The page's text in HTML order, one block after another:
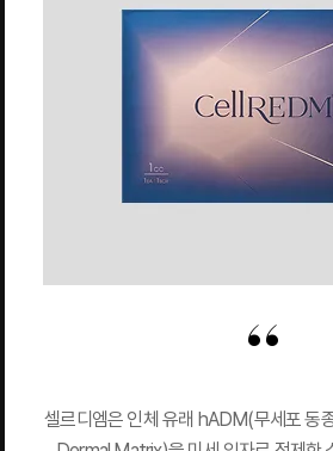
셀르디엠은 인체 유래 hADM(무세포 동